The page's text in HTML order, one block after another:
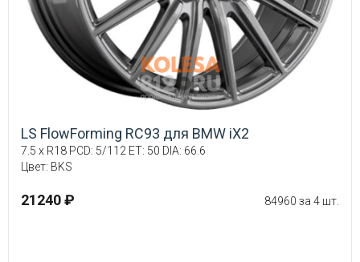
LS FlowForming RC93 для BMW iX2
7.5 x R18 PCD: 5/112 ET: 50 DIA: 66.6
Цвет: BKS
21240 ₽ 84960 за 4 шт.